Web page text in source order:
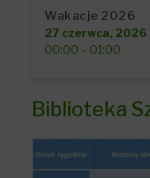
Wakacje 2026
27 czerwca, 2026
00:00 – 01:00
Biblioteka